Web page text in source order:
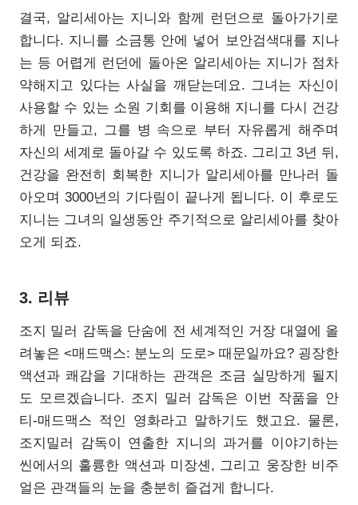
결국, 알리세아는 지니와 함께 런던으로 돌아가기로
합니다. 지니를 소금통 안에 넣어 보안검색대를 지나
는 등 어렵게 런던에 돌아온 알리세아는 지니가 점차
약해지고 있다는 사실을 깨닫는데요. 그녀는 자신이
사용할 수 있는 소원 기회를 이용해 지니를 다시 건강
하게 만들고, 그를 병 속으로 부터 자유롭게 해주며
자신의 세계로 돌아갈 수 있도록 하죠. 그리고 3년 뒤,
건강을 완전히 회복한 지니가 알리세아를 만나러 돌
아오며 3000년의 기다림이 끝나게 됩니다. 이 후로도
지니는 그녀의 일생동안 주기적으로 알리세아를 찾아
오게 되죠.
3. 리뷰
조지 밀러 감독을 단숨에 전 세계적인 거장 대열에 올
려놓은 <매드맥스: 분노의 도로> 때문일까요? 굉장한
액션과 쾌감을 기대하는 관객은 조금 실망하게 될지
도 모르겠습니다. 조지 밀러 감독은 이번 작품을 안
티-매드맥스 적인 영화라고 말하기도 했고요. 물론,
조지밀러 감독이 연출한 지니의 과거를 이야기하는
씬에서의 훌륭한 액션과 미장셴, 그리고 웅장한 비주
얼은 관객들의 눈을 충분히 즐겁게 합니다.